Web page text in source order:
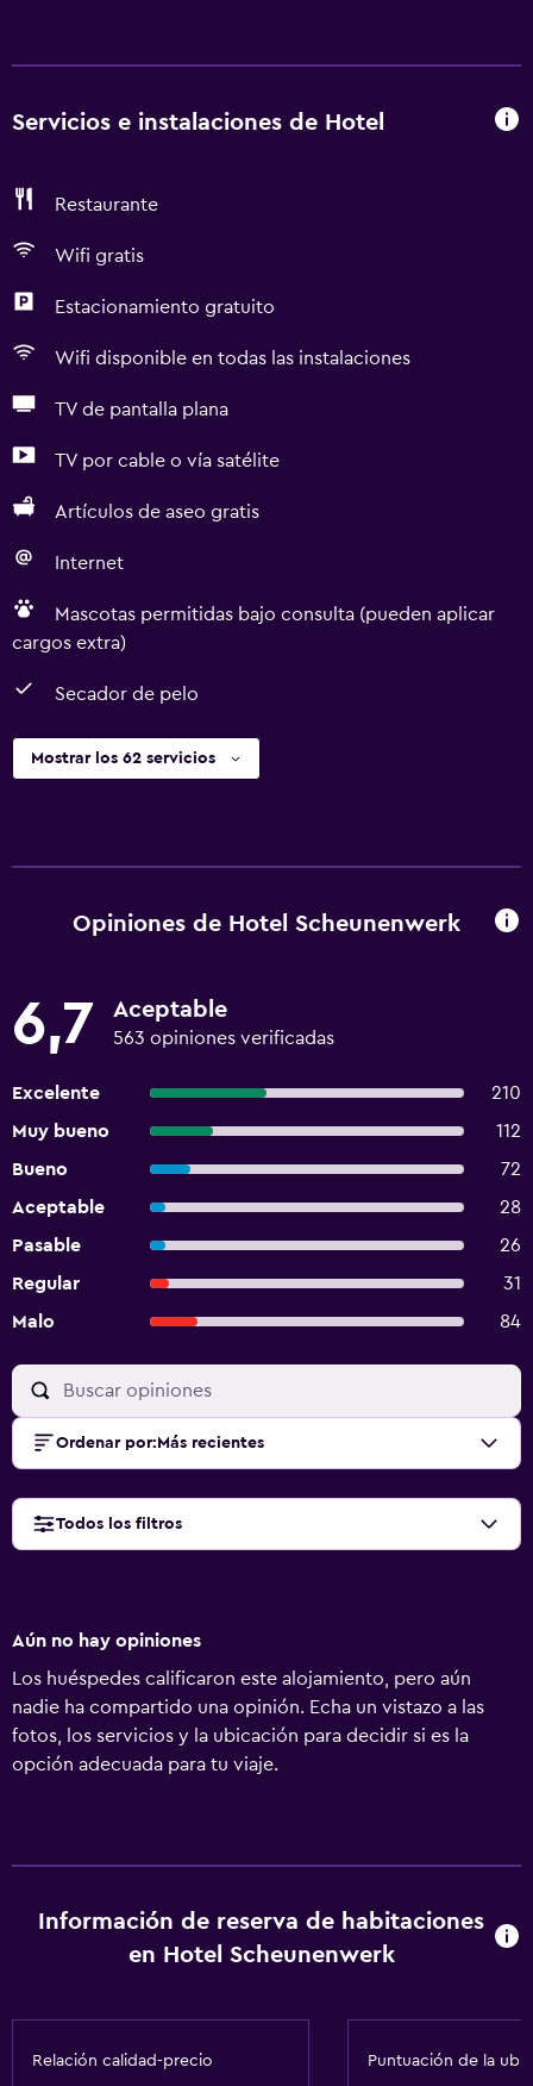
Servicios e instalaciones de Hotel
Restaurante
Wifi gratis
Estacionamiento gratuito
Wifi disponible en todas las instalaciones
TV de pantalla plana
TV por cable o vía satélite
Artículos de aseo gratis
Internet
Mascotas permitidas bajo consulta (pueden aplicar
cargos extra)
Secador de pelo
Mostrar los 62 servicios
Opiniones de Hotel Scheunenwerk
6,7 Aceptable
563 opiniones verificadas
Excelente
210
Muy bueno
112
Bueno
72
Aceptable
28
Pasable
26
Regular
31
Malo
84
Ordenar por: Más recientes
Todos los filtros
Aún no hay opiniones
Los huéspedes calificaron este alojamiento, pero aún
nadie ha compartido una opinión. Echa un vistazo a las
fotos, los servicios y la ubicación para decidir si es la
opción adecuada para tu viaje.
Información de reserva de habitaciones
en Hotel Scheunenwerk
Relación calidad-precio Puntuación de la